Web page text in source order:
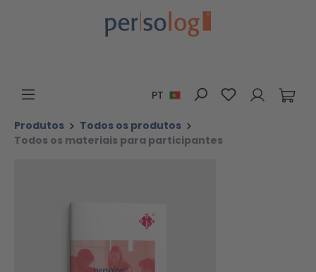
Ir para o conteúdo principal
PT Tem 0 itens
Produtos
Todos os produtos
Todos os materiais para participantes